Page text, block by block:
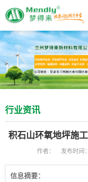
行业资讯
积石山环氧地坪施
作者： 发布时间
信息摘要：